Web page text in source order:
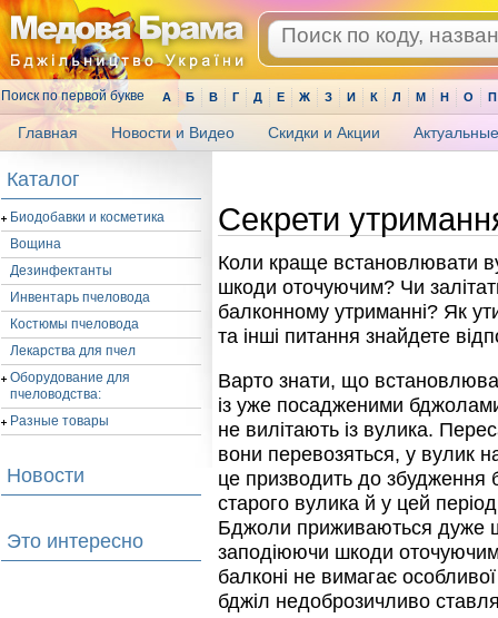
Поиск по первой букве А Б В Г Д Е Ж З И К Л М Н О П
Главная Новости и Видео Скидки и Акции
Каталог
Биодобавки и косметика
Вощина
Дезинфектанты
Инвентарь пчеловода
Костюмы пчеловода
Лекарства для пчел
Оборудование для
пчеловодства:
Разные товары
Новости
Это интересно
Секрети
Коли краще встановлювати
шкоди оточуючим? Чи
балконному утриманні? Як
та інші питання знайдете
Варто знати, що
із уже посадженими
не вилітають із вулика.
вони перевозяться, у вулик
це призводить до збудження
старого вулика й у цей
Бджоли приживаються дуже
заподіюючи шкоди
балконі не вимагає
бджіл недоброзичливо